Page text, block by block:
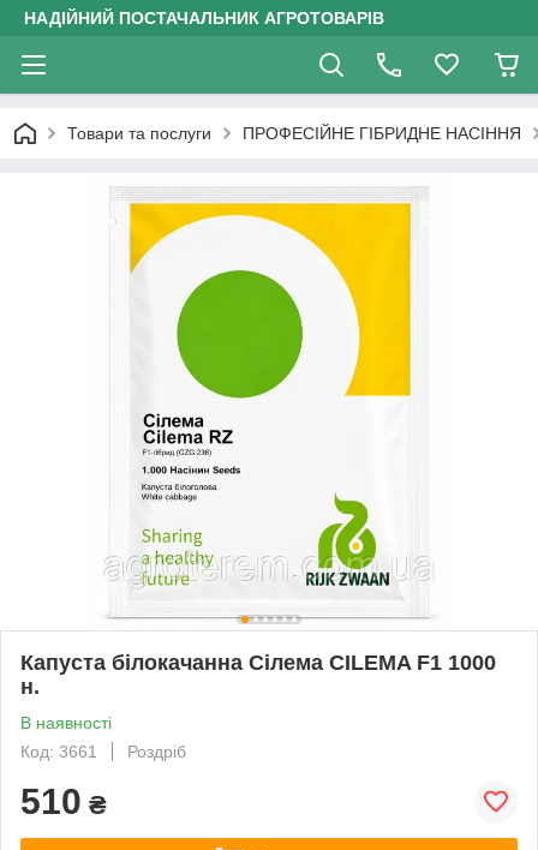
НАДІЙНИЙ ПОСТАЧАЛЬНИК АГРОТОВАРІВ
Товари та послуги ПРОФЕСІЙНЕ ГІБРИДНЕ НАСІННЯ
Капуста білокачанна Сілема CILEMA F1 1000
н.
В наявності
Код: 3661
Роздріб
510 ₴